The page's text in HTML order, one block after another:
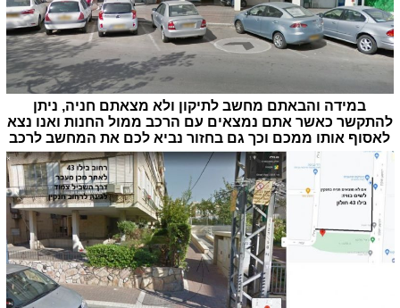
במידה והבאתם מחשב לתיקון ולא מצאתם חניה, ניתן
להתקשר כאשר אתם נמצאים עם הרכב ממול החנות ואנו נצא
לאסוף אותו ממכם וכך גם בחזור נביא לכם את המחשב לרכב